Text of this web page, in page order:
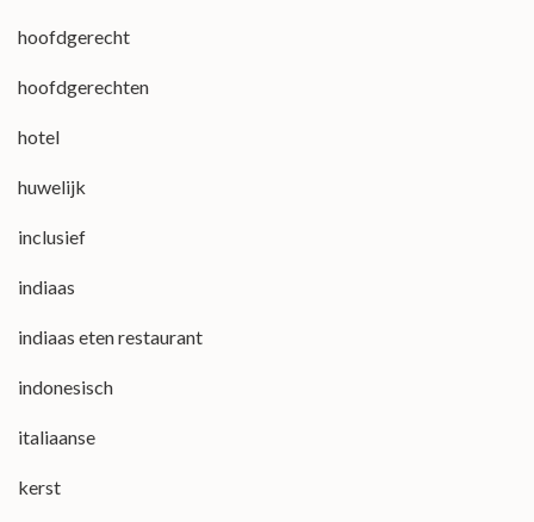
hoofdgerecht
hoofdgerechten
hotel
huwelijk
inclusief
indiaas
indiaas eten restaurant
indonesisch
italiaanse
kerst